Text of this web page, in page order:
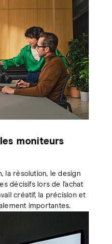
moniteurs
la résolution, le design
décisifs lors de l'achat
créatif, la précision et
importantes.